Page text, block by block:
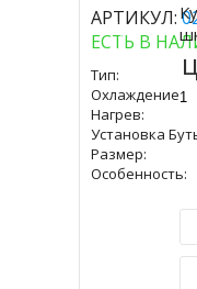
АРТИКУЛ:
ЕСТЬ В
Тип:
Охлаждение:
Нагрев:
Установка
Размер:
Особенность:
Купить